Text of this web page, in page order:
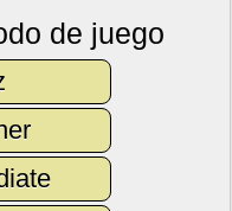
de juego